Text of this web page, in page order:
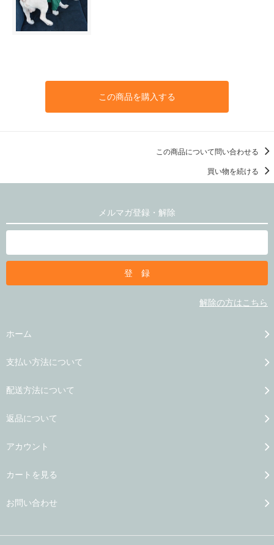
この商品を購入する
この商品について問い合わせる
買い物を続ける
メルマガ登録・解除
解除の方はこちら
ホーム
支払い方法について
配送方法について
返品について
アカウント
カートを見る
お問い合わせ